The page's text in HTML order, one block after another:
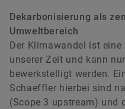
Dekarbonisierung als
Umweltbereich
Der Klimawandel ist
unserer Zeit und kann
bewerkstelligt werden.
Schaeffler hierbei sind
(Scope 3 upstream) und